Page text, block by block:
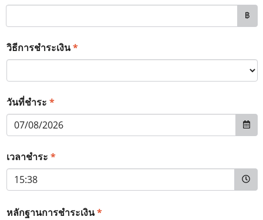
฿
วิธีการชำระเงิน*
วันที่ชำระ *
เวลาชำระ *
หลักฐานการชำระเงิน*